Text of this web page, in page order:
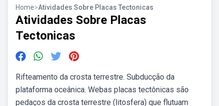
Home>Atividades Sobre Placas Tectonicas
Atividades Sobre Placas
Tectonicas
Rifteamento da crosta terrestre. Subducção da
plataforma oceânica. Webas placas tectônicas são
pedaços da crosta terrestre (litosfera) que flutuam